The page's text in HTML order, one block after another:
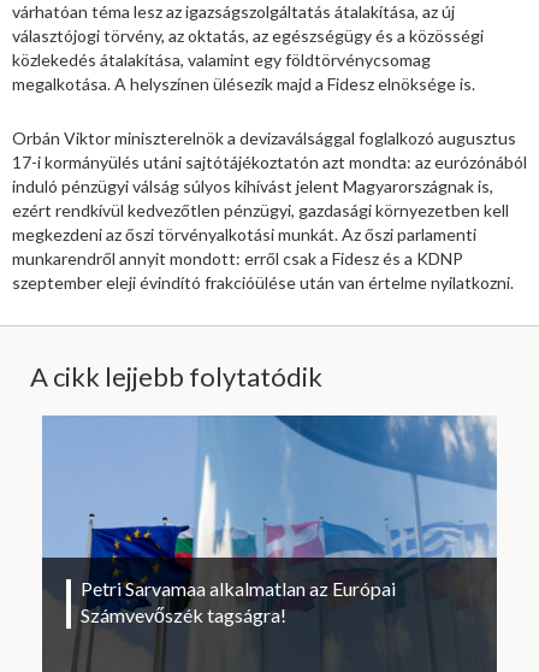
várhatóan téma lesz az igazságszolgáltatás átalakítása, az új
választójogi törvény, az oktatás, az egészségügy és a közösségi
közlekedés átalakítása, valamint egy földtörvénycsomag
megalkotása. A helyszínen ülésezik majd a Fidesz elnöksége is.
Orbán Viktor miniszterelnök a devizaválsággal foglalkozó augusztus
17-i kormányülés utáni sajtótájékoztatón azt mondta: az eurózónából
induló pénzügyi válság súlyos kihívást jelent Magyarországnak is,
ezért rendkívül kedvezőtlen pénzügyi, gazdasági környezetben kell
megkezdeni az őszi törvényalkotási munkát. Az őszi parlamenti
munkarendről annyit mondott: erről csak a Fidesz és a KDNP
szeptember eleji évindító frakcióülése után van értelme nyilatkozni.
A cikk lejjebb folytatódik
Petri Sarvamaa alkalmatlan az Európai
Számvevőszék tagságra!